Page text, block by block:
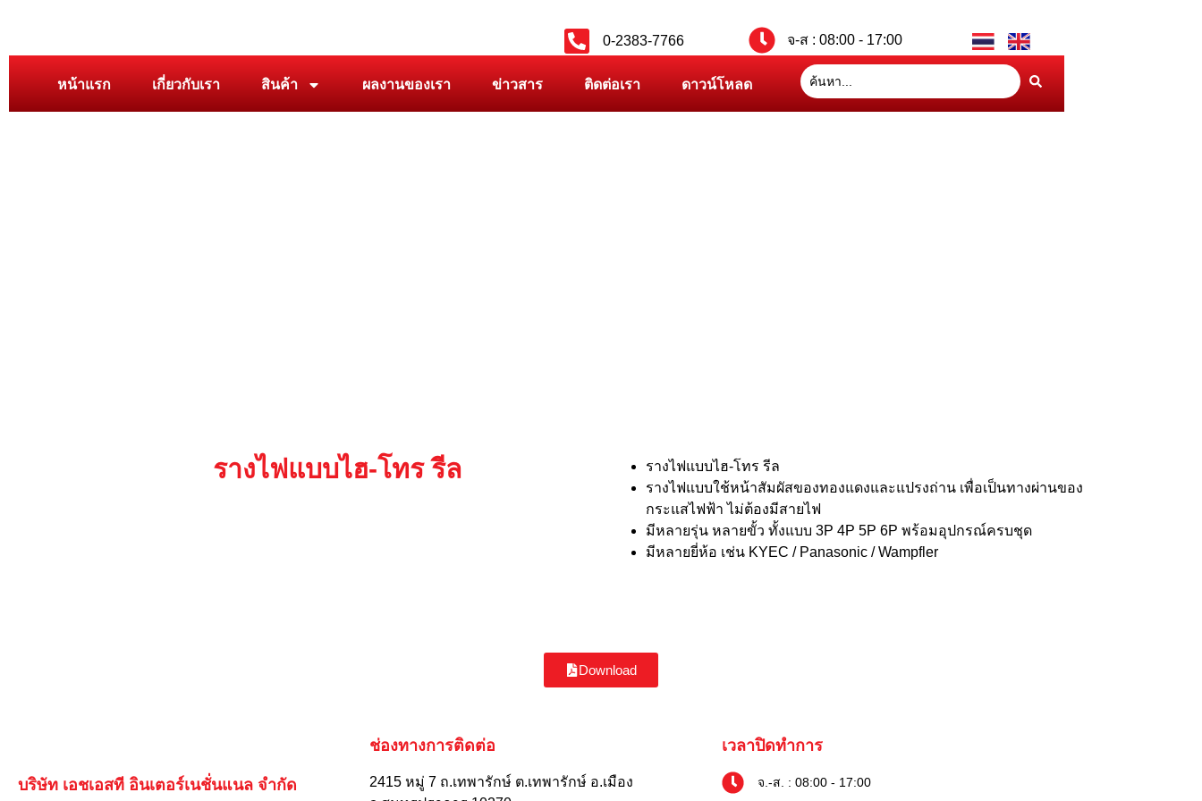
0-2383-7766 จ-ส : 08:00 - 17:00
หน้าแรก เกี่ยวกับเรา สินค้า ผลงานของเรา ข่าวสาร ติดต่อเรา ดาวน์โหลด
รางไฟแบบไฮ-โทร รีล
รางไฟแบบไฮ-โทร รีล
รางไฟแบบใช้หน้าสัมผัสของทองแดงและแปรงถ่าน เพื่อเป็นทางผ่านของ
กระแสไฟฟ้า ไม่ต้องมีสายไฟ
มีหลายรุ่น หลายขั้ว ทั้งแบบ 3P 4P 5P 6P พร้อมอุปกรณ์ครบชุด
มีหลายยี่ห้อ เช่น KYEC / Panasonic / Wampfler
Download
บริษัท เอชเอสที อินเตอร์เนชั่นแนล จำกัด
ช่องทางการติดต่อ
2415 หมู่ 7 ถ.เทพารักษ์ ต.เทพารักษ์ อ.เมือง
เวลาปิดทำการ
จ.-ส. : 08:00 - 17:00